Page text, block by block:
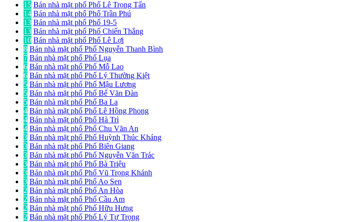
15 Bán nhà mặt phố Phố Lê Trọng Tấn
14 Bán nhà mặt phố Phố Trần Phú
13 Bán nhà mặt phố Phố 19-5
13 Bán nhà mặt phố Phố Chiến Thắng
10 Bán nhà mặt phố Phố Lê Lợi
8 Bán nhà mặt phố Phố Nguyễn Thanh Bình
7 Bán nhà mặt phố Phố Lụa
6 Bán nhà mặt phố Phố Mỗ Lao
6 Bán nhà mặt phố Phố Lý Thường Kiệt
5 Bán nhà mặt phố Phố Mậu Lương
5 Bán nhà mặt phố Phố Bế Văn Đàn
5 Bán nhà mặt phố Phố Ba La
4 Bán nhà mặt phố Phố Lê Hồng Phong
4 Bán nhà mặt phố Phố Hà Trì
4 Bán nhà mặt phố Phố Chu Văn An
3 Bán nhà mặt phố Phố Huỳnh Thúc Kháng
3 Bán nhà mặt phố Phố Biên Giang
3 Bán nhà mặt phố Phố Nguyễn Văn Trác
3 Bán nhà mặt phố Phố Bà Triệu
3 Bán nhà mặt phố Phố Vũ Trọng Khánh
3 Bán nhà mặt phố Phố Ao Sen
2 Bán nhà mặt phố Phố An Hòa
2 Bán nhà mặt phố Phố Cầu Am
2 Bán nhà mặt phố Phố Hữu Hưng
2 Bán nhà mặt phố Phố Lý Tự Trọng